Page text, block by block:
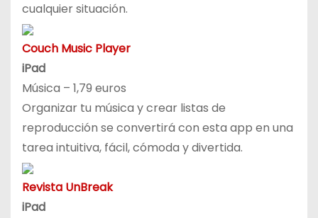
cualquier situación.
Couch Music Player
iPad
Música – 1,79 euros
Organizar tu música y crear listas de
reproducción se convertirá con esta app en una
tarea intuitiva, fácil, cómoda y divertida.
Revista UnBreak
iPad